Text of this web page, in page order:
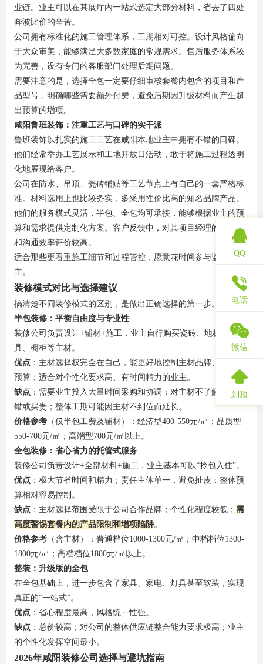
业链。业主可以在其展厅内一站式选定大部分材料，省去了四处
奔波比价的辛苦。
公司拥有标准化的施工管理体系，工期相对可控。设计风格偏向
于大众审美，能够满足大多数家庭的常规需求。售后服务体系较
为完善，设有专门的客服部门处理后期问题。
需要注意的是，选择全包一定要仔细审核套餐内包含的项目和产
品型号，明确哪些需要额外付费，避免后期因升级材料而产生超
出预算的增项。
咸阳鲁班装饰：注重工艺与口碑的实干派
鲁班装饰以扎实的施工工艺在咸阳本地业主中拥有不错的口碑。
他们经常举办工艺展示和工地开放日活动，敢于将施工过程透明
化地展现给客户。
公司在防水、吊顶、瓷砖铺贴等工艺节点上有自己的一套严格标
准。材料选用上也比较务实，多采用性价比高的知名品牌产品。
他们的服务模式灵活，半包、全包均可承接，能够根据业主的预
算和需求提供定制化方案。客户反馈中，对其项目经理的责任心
和沟通效率评价较高。
适合那些更看重施工细节和过程管控，愿意花时间参与监督的业
主。
装修模式对比与选择建议
搞清楚不同装修模式的区别，是做出正确选择的第一步。
半包装修：平衡自由度与专业性
装修公司负责设计+辅材+施工，业主自行购买瓷砖、地板、洁
具、橱柜等主材。
优点：主材选择权完全在自己，能更好地控制主材品牌、质量和
预算；适合对个性化要求高、有时间精力的业主。
缺点：需要业主投入大量时间采购和协调；对主材不了解容易买
错或买贵；整体工期可能因主材不到位而延长。
价格参考（仅半包工费及辅材）：经济型400-550元/㎡；品质型
550-700元/㎡；高端型700元/㎡以上。
全包装修：省心省力的托管式服务
装修公司负责设计+全部材料+施工，业主基本可以“拎包入住”。
优点：极大节省时间和精力；责任主体单一，避免扯皮；整体预
算相对容易控制。
缺点：主材选择范围受限于公司合作品牌；个性化程度较低； 需
高度警惕套餐内的产品限制和增项陷阱。
价格参考（含主材）：普通档位1000-1300元/㎡；中档档位1300-
1800元/㎡；高档档位1800元/㎡以上。
整装：升级版的全包
在全包基础上，进一步包含了家具、家电、灯具甚至软装，实现
真正的“一站式”。
优点：省心程度最高，风格统一性强。
缺点：总价较高；对公司的整体供应链整合能力要求极高；业主
的个性化发挥空间最小。
2026年咸阳装修公司选择与避坑指南
QQ
电话
微信
到顶